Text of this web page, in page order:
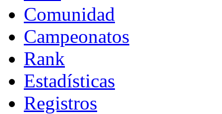
Comunidad
Campeonatos
Rank
Estadísticas
Registros